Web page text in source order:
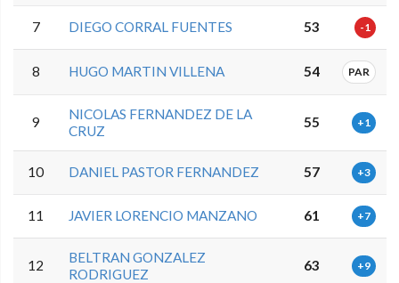
7 DIEGO CORRAL FUENTES 53 -1
8 HUGO MARTIN VILLENA 54 PAR
9
NICOLAS FERNANDEZ DE LA
CRUZ
55 +1
10 DANIEL PASTOR FERNANDEZ 57 +3
11 JAVIER LORENCIO MANZANO 61 +7
12
BELTRAN GONZALEZ
RODRIGUEZ
63 +9